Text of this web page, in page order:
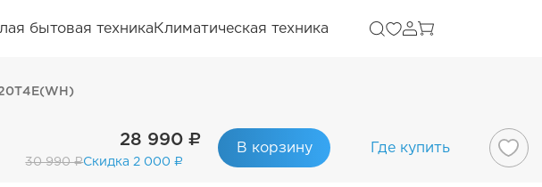
бытовая техникаКлиматическая техника
28 990 ₽
30 990 ₽Скидка 2 000 ₽
В корзину Где купить